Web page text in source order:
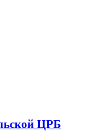
ЦРБ